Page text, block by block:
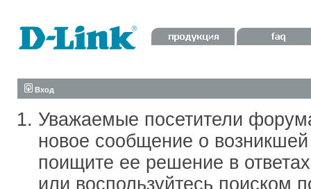
Вход
Уважаемые посетители
новое сообщение о
поищите ее решение в
или воспользуйтесь поиском